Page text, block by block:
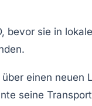
bevor sie in
einen neuen
seine